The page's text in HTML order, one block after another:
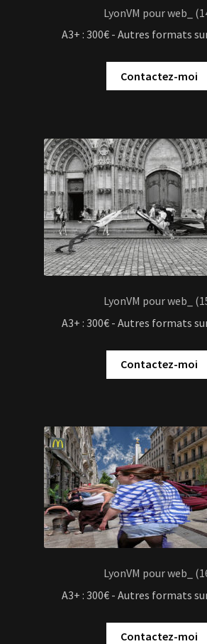
LyonVM pour web_
A3+ : 300€ - Autres formats
Contactez-moi
LyonVM pour web_
A3+ : 300€ - Autres formats
Contactez-moi
LyonVM pour web_
A3+ : 300€ - Autres formats
Contactez-moi